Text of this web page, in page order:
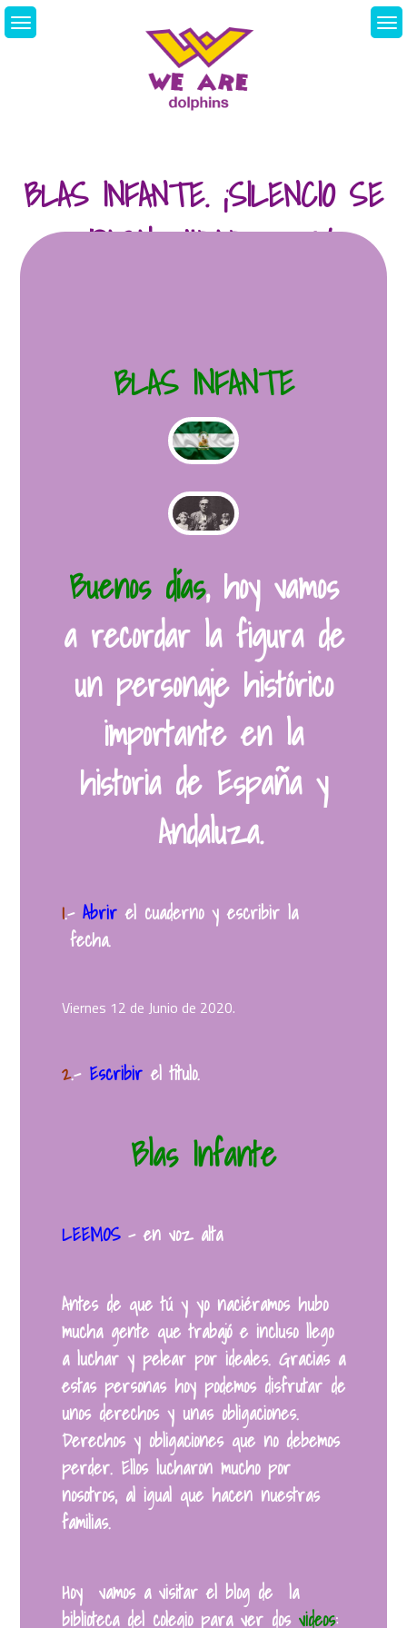
Skip
to
BLAS INFANTE. ¡SILENCIO SE
GRABA!.UNIDAD 11. 12/06
BLAS INFANTE
Buenos días, hoy vamos
a recordar la figura de
un personaje histórico
importante en la
historia de España y
Andaluza.
1.–Abrirel cuaderno y escribir la
fecha.
Viernes 12 de Junio de 2020.
2.–Escribirel título.
Blas Infante
LEEMOS – en voz alta
Antes de que tú y yo naciéramos hubo
mucha gente que trabajó e incluso llego
a luchar y pelear por ideales. Gracias a
estas personas hoy podemos disfrutar de
unos derechos y unas obligaciones.
Derechos y obligaciones que no debemos
perder. Ellos lucharon mucho por
nosotros, al igual que hacen nuestras
familias.
Hoy vamos a visitar el blog de la
biblioteca del colegio para ver dos videos: